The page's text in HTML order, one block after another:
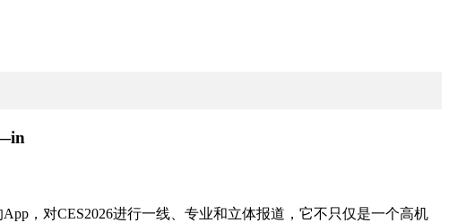
，对CES2026进行一线、专业和立体报道，它不只仅是一个高机